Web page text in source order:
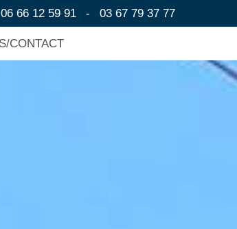
06 66 12 59 91 - 03 67 79 37 77
CONTACT